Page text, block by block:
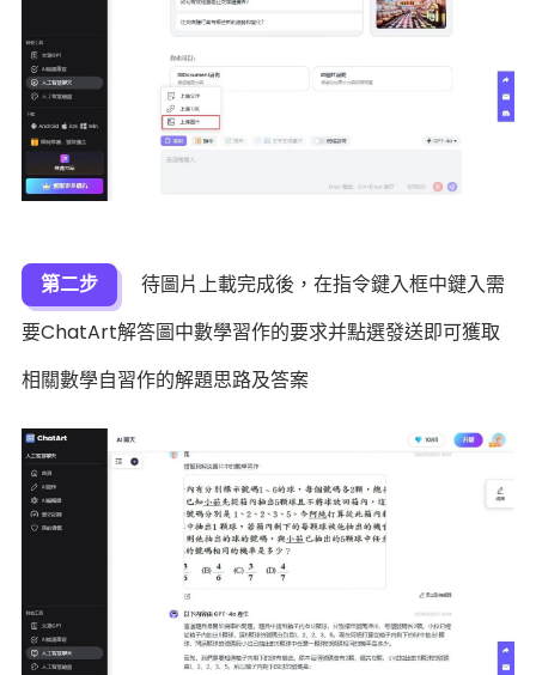
第二步
待圖片上載完成後，在指令鍵入框中鍵入需
要ChatArt解答圖中數學習作的要求并點選發送即可獲取
相關數學自習作的解題思路及答案